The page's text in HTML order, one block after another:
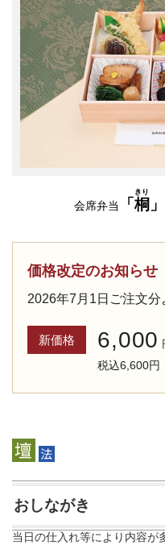
会席弁当 「桐
きり
価格改定のお知らせ
2026年7月1日ご注文分
新価格 6,000
税込6,600円
おしながき
当日の仕入れ等により内容が